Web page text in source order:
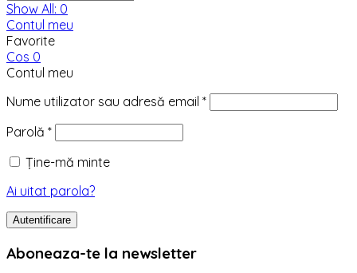
Show All: 0
Contul meu
Favorite
Cos 0
Contul meu
Nume utilizator sau adresă email *
Parolă *
Ține-mă minte
Ai uitat parola?
Autentificare
Aboneaza-te la newsletter